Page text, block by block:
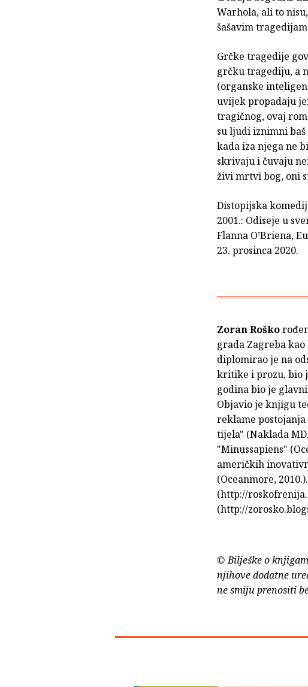
Warhola, ali to
šašavim
Grčke tragedije
grčku tragediju, a
(organske
uvijek propadaju
tragičnog, ovaj
su ljudi iznimni
kada iza njega ne
skrivaju i čuvaju
živi mrtvi bog, oni
Distopijska
2001.: Odiseje u
Flanna O’Briena,
23. prosinca 2020.
Zoran Roško
grada Zagreba
diplomirao je na
kritike i prozu, bio
godina bio je
Objavio je knjigu
reklame
tijela" (Naklada
"Minussapiens"
američkih
(Oceanmore,
(http://
(http://
© Bilješke o
njihove dodatne
ne smiju prenositi